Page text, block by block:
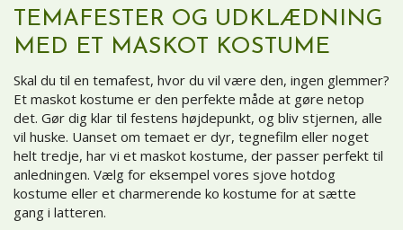
TEMAFESTER OG UDKLÆDNING
MED ET MASKOT KOSTUME
Skal du til en temafest, hvor du vil være den, ingen glemmer?
Et maskot kostume er den perfekte måde at gøre netop
det. Gør dig klar til festens højdepunkt, og bliv stjernen, alle
vil huske. Uanset om temaet er dyr, tegnefilm eller noget
helt tredje, har vi et maskot kostume, der passer perfekt til
anledningen. Vælg for eksempel vores sjove hotdog
kostume eller et charmerende ko kostume for at sætte
gang i latteren.